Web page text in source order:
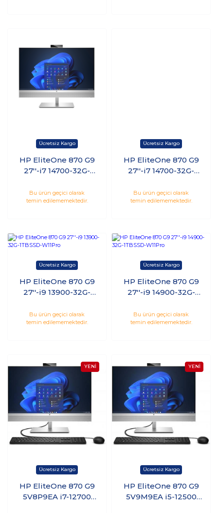
HP EliteOne 870 G9
27''-i7 14700-32G-
Bu ürün geçici olarak
temin edilememektedir.
HP EliteOne 870 G9
27''-i7 14700-32G-
Bu ürün geçici olarak
temin edilememektedir.
HP EliteOne 870 G9
27''-i9 13900-32G-
Bu ürün geçici olarak
temin edilememektedir.
HP EliteOne 870 G9
27''-i9 14900-32G-
Bu ürün geçici olarak
temin edilememektedir.
HP EliteOne 870 G9
5V8P9EA i7-12700
HP EliteOne 870 G9
5V9M9EA i5-12500